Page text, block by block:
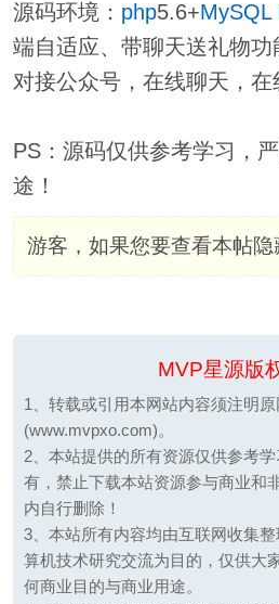
源码环境： php5.6+MySQL
端自适应、带聊天送礼物
对接公众号，在线聊天，在
PS：源码仅供参考学习，
途！
游客，如果您要查看本帖
MVP星源版
1、转载或引用本网站内容须注明
(www.mvpxo.com)。
2、本站提供的所有资源仅供参考
有，禁止下载本站资源参与商业和
内自行删除！
3、本站所有内容均由互联网收集
算机技术研究交流为目的，仅供大
何商业目的与商业用途。